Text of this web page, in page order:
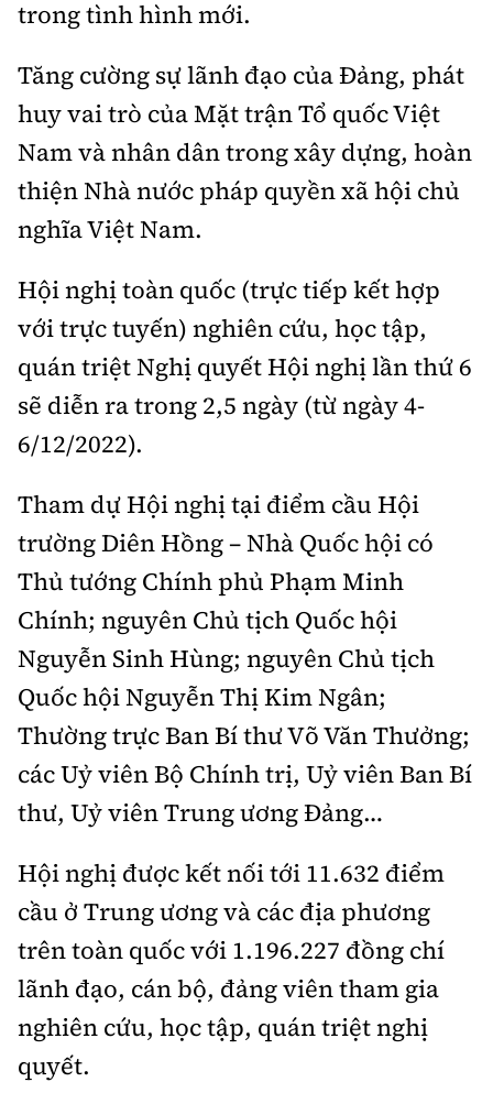
trong tình hình mới.
Tăng cường sự lãnh đạo của Ðảng, phát
huy vai trò của Mặt trận Tổ quốc Việt
Nam và nhân dân trong xây dựng, hoàn
thiện Nhà nước pháp quyền xã hội chủ
nghĩa Việt Nam.
Hội nghị toàn quốc (trực tiếp kết hợp
với trực tuyến) nghiên cứu, học tập,
quán triệt Nghị quyết Hội nghị lần thứ 6
sẽ diễn ra trong 2,5 ngày (từ ngày 4-
6/12/2022).
Tham dự Hội nghị tại điểm cầu Hội
trường Diên Hồng – Nhà Quốc hội có
Thủ tướng Chính phủ Phạm Minh
Chính; nguyên Chủ tịch Quốc hội
Nguyễn Sinh Hùng; nguyên Chủ tịch
Quốc hội Nguyễn Thị Kim Ngân;
Thường trực Ban Bí thư Võ Văn Thưởng;
các Uỷ viên Bộ Chính trị, Uỷ viên Ban Bí
thư, Uỷ viên Trung ương Đảng…
Hội nghị được kết nối tới 11.632 điểm
cầu ở Trung ương và các địa phương
trên toàn quốc với 1.196.227 đồng chí
lãnh đạo, cán bộ, đảng viên tham gia
nghiên cứu, học tập, quán triệt nghị
quyết.